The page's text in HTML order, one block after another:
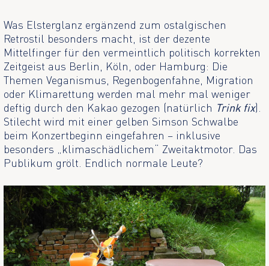
Was Elsterglanz ergänzend zum ostalgischen
Retrostil besonders macht, ist der dezente
Mittelfinger für den vermeintlich politisch korrekten
Zeitgeist aus Berlin, Köln, oder Hamburg: Die
Themen Veganismus, Regenbogenfahne, Migration
oder Klimarettung werden mal mehr mal weniger
deftig durch den Kakao gezogen (natürlich Trink fix).
Stilecht wird mit einer gelben Simson Schwalbe
beim Konzertbeginn eingefahren – inklusive
besonders „klimaschädlichem“ Zweitaktmotor. Das
Publikum grölt. Endlich normale Leute?